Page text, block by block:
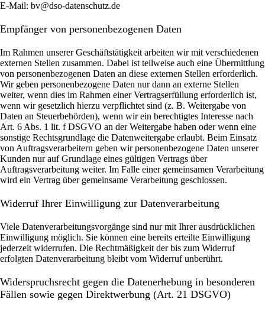
E-Mail: bv@dso-datenschutz.de
Empfänger von personenbezogenen Daten
Im Rahmen unserer Geschäftstätigkeit arbeiten wir mit verschiedenen
externen Stellen zusammen. Dabei ist teilweise auch eine Übermittlung
von personenbezogenen Daten an diese externen Stellen erforderlich.
Wir geben personenbezogene Daten nur dann an externe Stellen
weiter, wenn dies im Rahmen einer Vertragserfüllung erforderlich ist,
wenn wir gesetzlich hierzu verpflichtet sind (z. B. Weitergabe von
Daten an Steuerbehörden), wenn wir ein berechtigtes Interesse nach
Art. 6 Abs. 1 lit. f DSGVO an der Weitergabe haben oder wenn eine
sonstige Rechtsgrundlage die Datenweitergabe erlaubt. Beim Einsatz
von Auftragsverarbeitern geben wir personenbezogene Daten unserer
Kunden nur auf Grundlage eines gültigen Vertrags über
Auftragsverarbeitung weiter. Im Falle einer gemeinsamen Verarbeitung
wird ein Vertrag über gemeinsame Verarbeitung geschlossen.
Widerruf Ihrer Einwilligung zur Datenverarbeitung
Viele Datenverarbeitungsvorgänge sind nur mit Ihrer ausdrücklichen
Einwilligung möglich. Sie können eine bereits erteilte Einwilligung
jederzeit widerrufen. Die Rechtmäßigkeit der bis zum Widerruf
erfolgten Datenverarbeitung bleibt vom Widerruf unberührt.
Widerspruchsrecht gegen die Datenerhebung in besonderen
Fällen sowie gegen Direktwerbung (Art. 21 DSGVO)